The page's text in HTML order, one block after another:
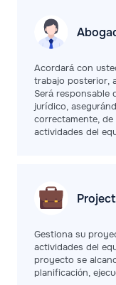
Acordará con
trabajo posterior,
Será responsable
jurídico,
correctamente,
actividades del
Project
Gestiona su
actividades del
proyecto se
planificación,